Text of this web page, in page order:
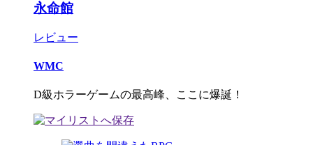
永命館
レビュー
WMC
D級ホラーゲームの最高峰、ここに爆誕！